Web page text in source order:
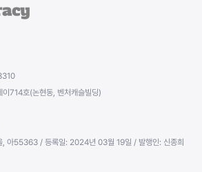
714호(논현동, 벤처캐슬빌딩)
, 아55363 / 등록일: 2024년 03월 19일 / 발행인: 신종희